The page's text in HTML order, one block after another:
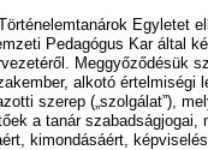
Egyletet
Pedagógus Kar által
Meggyőződésük
alkotó értelmiségi
szerep („szolgálat”),
a tanár szabadságjogai,
kimondásáért,